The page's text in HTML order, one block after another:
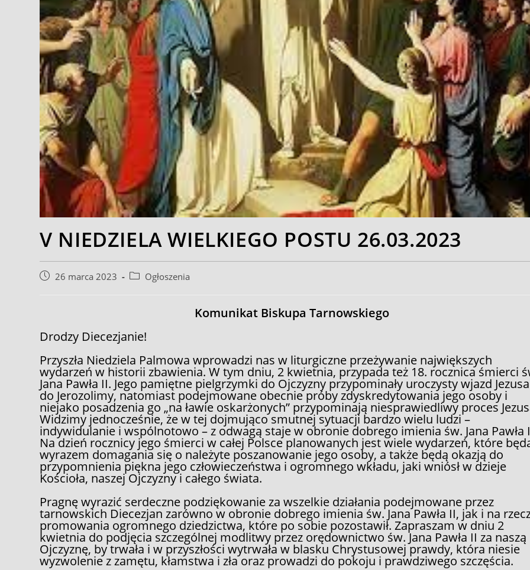
V NIEDZIELA WIELKIEGO POSTU 26.03.2023
Post26 marca 2023
PostOgłoszenia
Komunikat Biskupa Tarnowskiego
Drodzy Diecezjanie!
Przyszła Niedziela Palmowa wprowadzi nas w liturgiczne przeżywanie największych
wydarzeń w historii zbawienia. W tym dniu, 2 kwietnia, przypada też 18. rocznica śmierci
Jana Pawła II. Jego pamiętne pielgrzymki do Ojczyzny przypominały uroczysty wjazd Jezusa
do Jerozolimy, natomiast podejmowane obecnie próby zdyskredytowania jego osoby i
niejako posadzenia go „na ławie oskarżonych” przypominają niesprawiedliwy proces
Widzimy jednocześnie, że w tej dojmująco smutnej sytuacji bardzo wielu ludzi –
indywidulanie i wspólnotowo – z odwagą staje w obronie dobrego imienia św. Jana Pawła
Na dzień rocznicy jego śmierci w całej Polsce planowanych jest wiele wydarzeń, które
wyrazem domagania się o należyte poszanowanie jego osoby, a także będą okazją do
przypomnienia piękna jego człowieczeństwa i ogromnego wkładu, jaki wniósł w dzieje
Kościoła, naszej Ojczyzny i całego świata.
Pragnę wyrazić serdeczne podziękowanie za wszelkie działania podejmowane przez
tarnowskich Diecezjan zarówno w obronie dobrego imienia św. Jana Pawła II, jak i na
promowania ogromnego dziedzictwa, które po sobie pozostawił. Zapraszam w dniu 2
kwietnia do podjęcia szczególnej modlitwy przez orędownictwo św. Jana Pawła II za naszą
Ojczyznę, by trwała i w przyszłości wytrwała w blasku Chrystusowej prawdy, która niesie
wyzwolenie z zamętu, kłamstwa i zła oraz prowadzi do pokoju i prawdziwego szczęścia.